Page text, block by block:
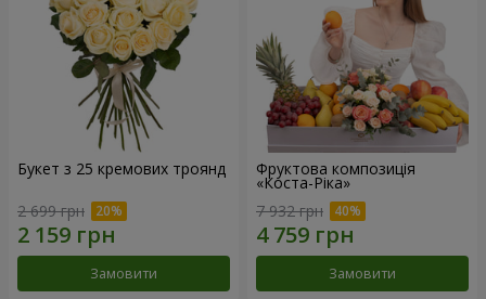
Букет з 25 кремових троянд
2 699 грн
Замовити
Фруктова композиція
«Коста-Ріка»
7 932 грн
Замовити